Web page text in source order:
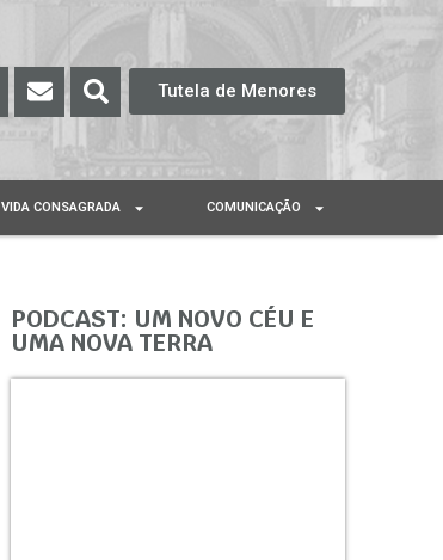
Tutela de Menores
VIDA CONSAGRADA COMUNICAÇÃO
PODCAST: UM NOVO CÉU E
UMA NOVA TERRA